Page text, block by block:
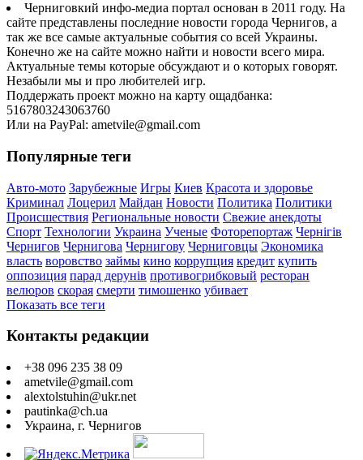
Черниговкий инфо-медиа портал основан в 2011 году. На
сайте представлены последние новости города Чернигов, а
так же все самые актуальные события со всей Украины.
Конечно же на сайте можно найти и новости всего мира.
Актуальные темы которые обсуждают и о которых говорят.
Незабыли мы и про любителей игр.
Поддержать проект можно на карту ощадбанка:
5167803243063760
Или на PayPal: ametvile@gmail.com
Популярные теги
Авто-мото Зарубежные Игры Киев Красота и здоровье
Криминал Лоцерил Майдан Новости Политика Политики
Происшествия Региональные новости Свежие анекдоты
Спорт Технологии Украина Ученые Фоторепортаж Чернігів
Чернигов Чернигова Чернигову Черниговцы Экономика
власть воровство займы кино коррупция кредит купить
оппозиция парад дерунів противогрибковый ресторан
велюров скорая смерти тимошенко убивает
Показать все теги
Контакты редакции
+38 096 235 38 09
ametvile@gmail.com
alextolstuhin@ukr.net
pautinka@ch.ua
Украина, г. Чернигов